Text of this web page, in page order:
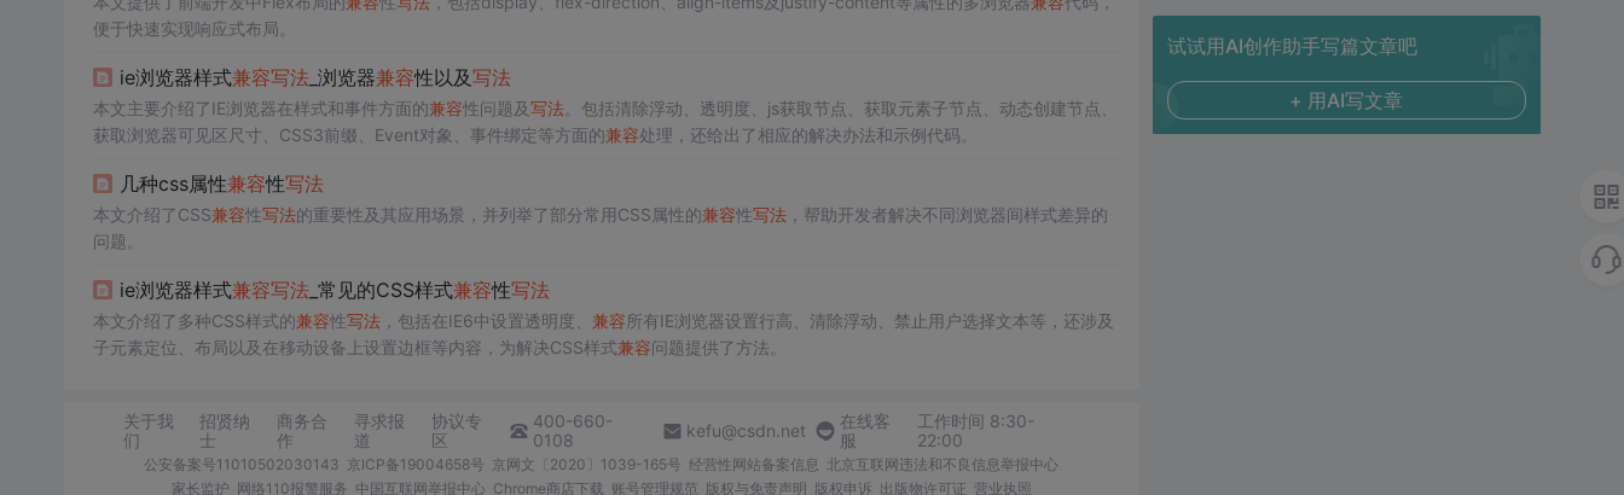
便于快速实现响应式布局。
ie浏览器样式兼容写法_浏览器兼容性以及写法
本文主要介绍了IE浏览器在样式和事件方面的兼容性问题及写法。包括清除浮动、透明度、js获取节点、获取元素子节点、动态创建节点、
获取浏览器可见区尺寸、CSS3前缀、Event对象、事件绑定等方面的兼容处理，还给出了相应的解决办法和示例代码。
几种css属性兼容性写法
本文介绍了CSS兼容性写法的重要性及其应用场景，并列举了部分常用CSS属性的兼容性写法，帮助开发者解决不同浏览器间样式差异的
问题。
ie浏览器样式兼容写法_常见的CSS样式兼容性写法
本文介绍了多种CSS样式的兼容性写法，包括在IE6中设置透明度、 兼容所有IE浏览器设置行高、清除浮动、禁止用户选择文本等，还涉及
子元素定位、布局以及在移动设备上设置边框等内容，为解决CSS样式兼容问题提供了方法。
关于我
们
招贤纳
士
商务合
作
寻求报
道
协议专
区
400-660-
0108
kefu@csdn.net
在线客
服
工作时间 8:30-
22:00
公安备案号11010502030143 京ICP备19004658号 京网文〔2020〕1039-165号 经营性网站备案信息 北京互联网违法和不良信息举报中心
家长监护 网络110报警服务 中国互联网举报中心 Chrome商店下载 账号管理规范 版权与免责声明 版权申诉 出版物许可证 营业执照
试试用AI创作助手写篇文章吧
+ 用AI写文章